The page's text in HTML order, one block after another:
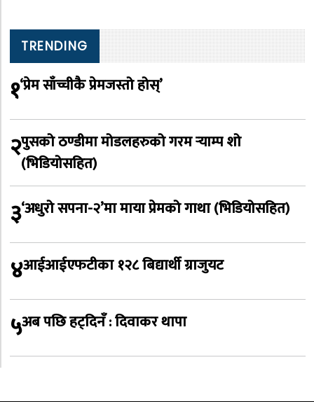
TRENDING
१‘प्रेम साँच्चीकै प्रेमजस्तो होस्’
२पुसको ठण्डीमा मोडलहरुको गरम र्‍याम्प शो
(भिडियोसहित)
३‘अधुरो सपना-२’मा माया प्रेमको गाथा (भिडियोसहित)
४आईआईएफटीका १२८ बिद्यार्थी ग्राजुयट
५अब पछि हट्दिनँ : दिवाकर थापा